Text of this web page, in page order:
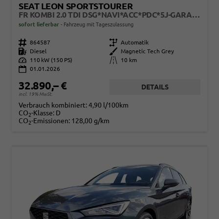
SEAT LEON SPORTSTOURER
FR KOMBI 2.0 TDI DSG*NAVI*ACC*PDC*5J-GARANTIE*LED*SHZ*TEMPOMAT*18-ZOLL*SOFORT-VERFÜGBAR
sofort lieferbar Fahrzeug mit Tageszulassung
Fahrzeugnr. 864587 Getriebe Automatik
Kraftstoff
Diesel Außenfarbe
Magnetic Tech Grey
Leistung
110 kW (150 PS) Kilometerstand
10 km
01.01.2026
32.890,– €
incl. 19% MwSt.
DETAILS
Verbrauch kombiniert:4,90 l/100km
CO2-Klasse: D
CO2-Emissionen: 128,00 g/km